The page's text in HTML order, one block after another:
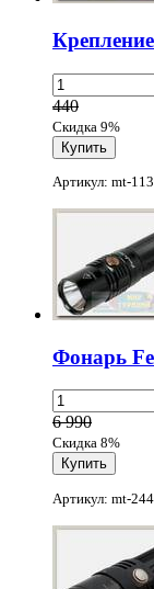
440
Скидка 9%
Артикул: mt-
Фонарь
6 990
Скидка 8%
Артикул: mt-